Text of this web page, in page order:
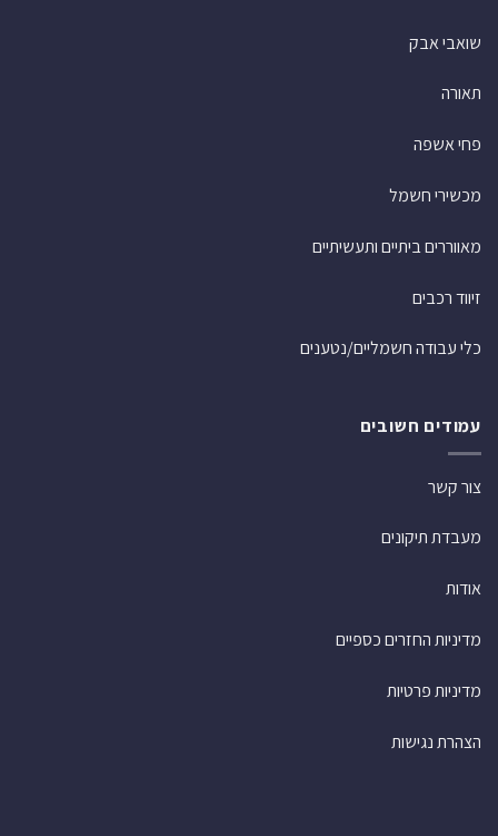
שואבי אבק
תאורה
פחי אשפה
מכשירי חשמל
מאווררים ביתיים ותעשיתיים
זיווד רכבים
כלי עבודה חשמליים/נטענים
עמודים חשובים
צור קשר
מעבדת תיקונים
אודות
מדיניות החזרים כספיים
מדיניות פרטיות
הצהרת נגישות